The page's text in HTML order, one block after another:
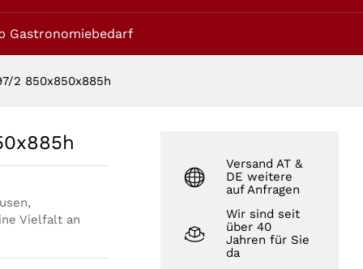
Gastronomiebedarf
2 850x850x885h
Vielfalt an
Versand AT &
DE weitere
auf Anfragen
Wir sind seit
über 40
Jahren für Sie
da